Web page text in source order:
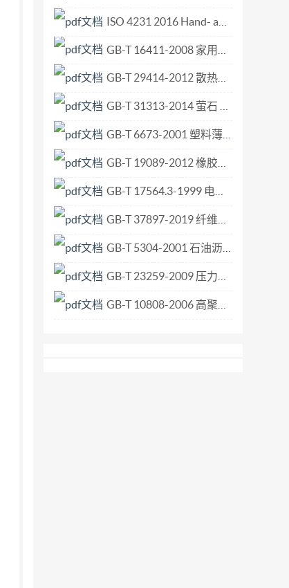
ISO 4231 2016 Hand- and machine-operated circular screwing dies for parallel pipe threads G series.pdf
GB-T 16411-2008 家用燃气用具通用试验方法.pdf
GB-T 29414-2012 散热器恒温控制阀.pdf
GB-T 31313-2014 萤石 粒度的筛分测定.pdf
GB-T 6673-2001 塑料薄膜和薄片长度和宽度的测定.pdf
GB-T 19089-2012 橡胶或塑料涂覆织物 耐磨性的测定 马丁代尔法.pdf
GB-T 17564.3-1999 电气元器件的标准数据元素类型和相关分类模式 第3部分 维护和确认的程序.pdf
GB-T 37897-2019 纤维增强塑料复合材料 平板扭曲法测定面内剪切模量.pdf
GB-T 5304-2001 石油沥青薄膜烘箱试验法.pdf
GB-T 23259-2009 压力容器用视镜玻璃.pdf
GB-T 10808-2006 高聚物多孔弹性材料 撕裂强度的测定.pdf